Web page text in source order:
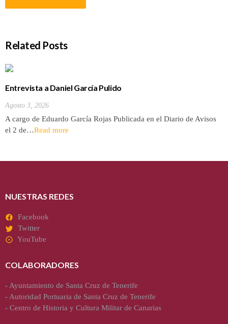
Related Posts
Entrevista a Daniel García Pulido
Agosto 3, 2026
A cargo de Eduardo García Rojas Publicada en el Diario de Avisos
el 2 de…Read more
NUESTRAS REDES
Facebook
Twitter
YouTube
COLABORADORES
- Ayuntamiento de Santa Cruz de Tenerife
- Autoridad Portuaria de Santa Cruz de Tenerife
- Centro de Historia y Cultura Militar de Canarias